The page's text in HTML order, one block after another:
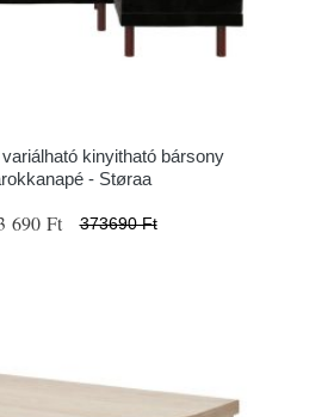
kinyitható bársony
- Støraa
690 Ft 373690 Ft